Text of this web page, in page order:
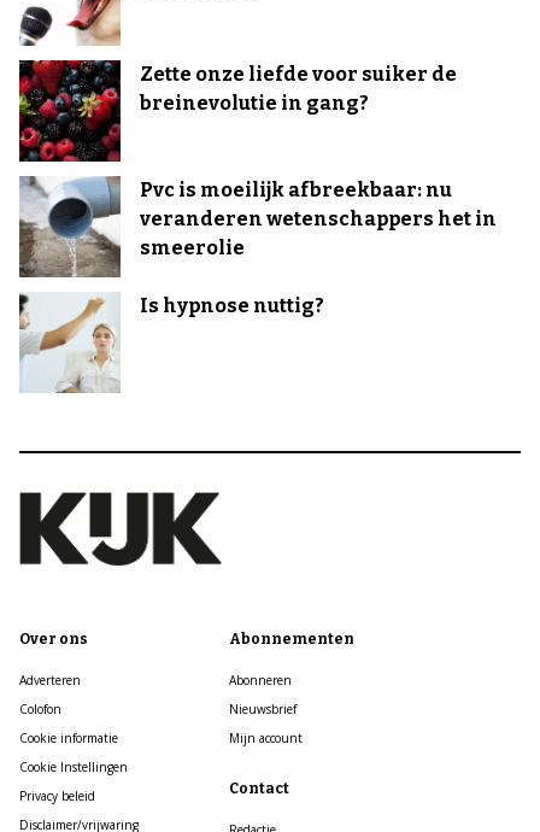
Zette onze liefde voor suiker de
breinevolutie in gang?
Pvc is moeilijk afbreekbaar: nu
veranderen wetenschappers het in
smeerolie
Is hypnose nuttig?
Over ons
Adverteren
Colofon
Cookie informatie
Cookie Instellingen
Privacy beleid
Disclaimer/vrijwaring
Abonnementen
Abonneren
Nieuwsbrief
Mijn account
Contact